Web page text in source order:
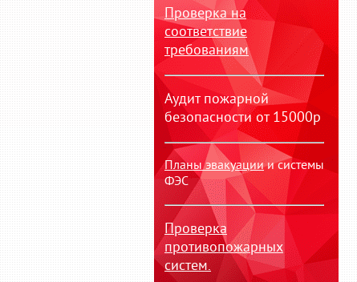
Проверка на
соответствие
требованиям
Аудит пожарной
безопасности от 15000р
Планы эвакуациии системы
ФЭС
Проверка
противопожарных
систем.